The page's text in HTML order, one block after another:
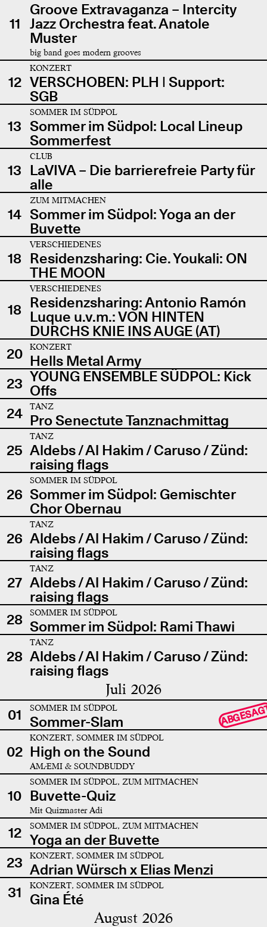
11
Groove Extravaganza – Intercity
Jazz Orchestra feat. Anatole
Muster
big band goes modern grooves
12
KONZERT
VERSCHOBEN: PLH | Support:
SGB
13
SOMMER IM SÜDPOL
Sommer im Südpol: Local Lineup
Sommerfest
13
CLUB
LaVIVA – Die barrierefreie Party für
alle
14
ZUM MITMACHEN
Sommer im Südpol: Yoga an der
Buvette
18
VERSCHIEDENES
Residenzsharing: Cie. Youkali: ON
THE MOON
18
VERSCHIEDENES
Residenzsharing: Antonio Ramón
Luque u.v.m.: VON HINTEN
DURCHS KNIE INS AUGE (AT)
20
KONZERT
Hells Metal Army
23 YOUNG ENSEMBLE SÜDPOL: Kick
Offs
24
TANZ
Pro Senectute Tanznachmittag
25
TANZ
Aldebs / Al Hakim / Caruso / Zünd:
raising flags
26
SOMMER IM SÜDPOL
Sommer im Südpol: Gemischter
Chor Obernau
26
TANZ
Aldebs / Al Hakim / Caruso / Zünd:
raising flags
27
TANZ
Aldebs / Al Hakim / Caruso / Zünd:
raising flags
28
SOMMER IM SÜDPOL
Sommer im Südpol: Rami Thawi
28
TANZ
Aldebs / Al Hakim / Caruso / Zünd:
raising flags
Juli 2026
01 SOMMER IM SÜDPOL
Sommer-Slam
02
KONZERT, SOMMER IM SÜDPOL
High on the Sound
AMÆMI & SOUNDBUDDY
10
SOMMER IM SÜDPOL, ZUM MITMACHEN
Buvette-Quiz
Mit Quizmaster Adi
12 SOMMER IM SÜDPOL, ZUM MITMACHEN
Yoga an der Buvette
23
KONZERT, SOMMER IM SÜDPOL
Adrian Würsch x Elias Menzi
31
KONZERT, SOMMER IM SÜDPOL
Gina Été
August 2026